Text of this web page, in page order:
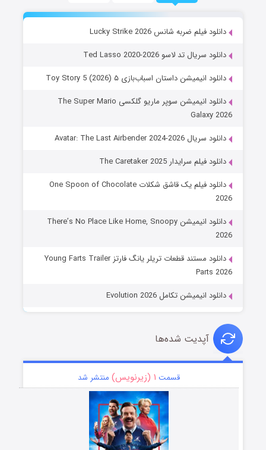
دانلود فیلم ضربه شانس Lucky Strike 2026
دانلود سریال تد لاسو Ted Lasso 2020-2026
دانلود انیمیشن داستان اسباب‌بازی ۵ Toy Story 5 (2026)
دانلود انیمیشن سوپر ماریو گلکسی The Super Mario
Galaxy 2026
دانلود سریال Avatar: The Last Airbender 2024-2026
دانلود فیلم سرایدار The Caretaker 2025
دانلود فیلم یک قاشق شکلات One Spoon of Chocolate
2026
دانلود انیمیشن There’s No Place Like Home, Snoopy
2026
دانلود مستند قطعات تریلر یانگ فارتز Young Farts Trailer
Parts 2026
دانلود انیمیشن تکامل Evolution 2026
آپدیت شده‌ها
قسمت ۱ (زیرنویس) منتشر شد